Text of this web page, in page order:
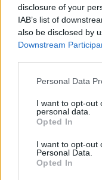
disclosure of your
IAB’s list of
also be disclosed by
Downstream
Personal Data
I want to opt-out
personal data.
Opted In
I want to opt-out
Personal Data.
Opted In
Μουρίνιο Ζοσέ
COMMENTS
Συνδεθείτε για